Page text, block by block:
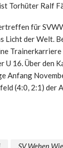
Torhüter Ralf
für
Licht der Welt.
16. Über den
Anfang
(4:0, 2:1) der
SV Wehen